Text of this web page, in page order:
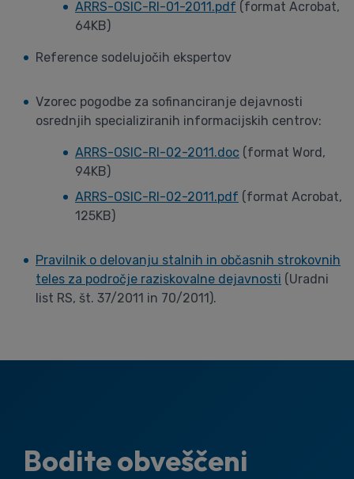
ARRS-OSIC-RI-01-2011.pdf (format Acrobat,
64KB)
Reference sodelujočih ekspertov
Vzorec pogodbe za sofinanciranje dejavnosti
osrednjih specializiranih informacijskih centrov:
ARRS-OSIC-RI-02-2011.doc (format Word,
94KB)
ARRS-OSIC-RI-02-2011.pdf (format Acrobat,
125KB)
Pravilnik o delovanju stalnih in občasnih strokovnih
teles za področje raziskovalne dejavnosti (Uradni
list RS, št. 37/2011 in 70/2011).
Bodite obveščeni